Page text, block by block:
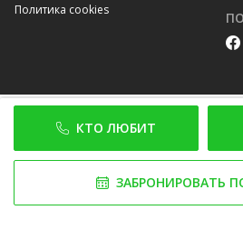
КТО ЛЮБИТ
ЗАБРОНИРОВАТЬ
Политика cookies